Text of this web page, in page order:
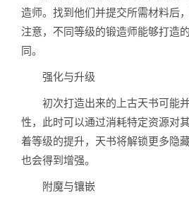
造师。找到他们并提交所需材料后
注意，不同等级的锻造师能够打造
同。
强化与升级
初次打造出来的上古天书可能并
性，此时可以通过消耗特定资源对
着等级的提升，天书将解锁更多隐
也会得到增强。
附魔与镶嵌